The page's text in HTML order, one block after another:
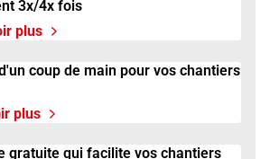
3x/4x fois
plus à propos de Paiement 3x/4x fois
coup de main pour vos chantiers
plusà propos de Besoin d'un coup de
gratuite qui facilite vos chantiers